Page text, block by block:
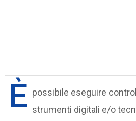
È possibile eseguire
strumenti digitali e/o